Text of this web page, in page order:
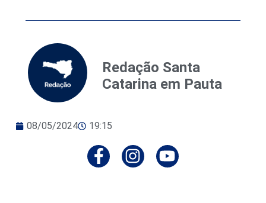
Redação Santa
Catarina em Pauta
08/05/2024 19:15